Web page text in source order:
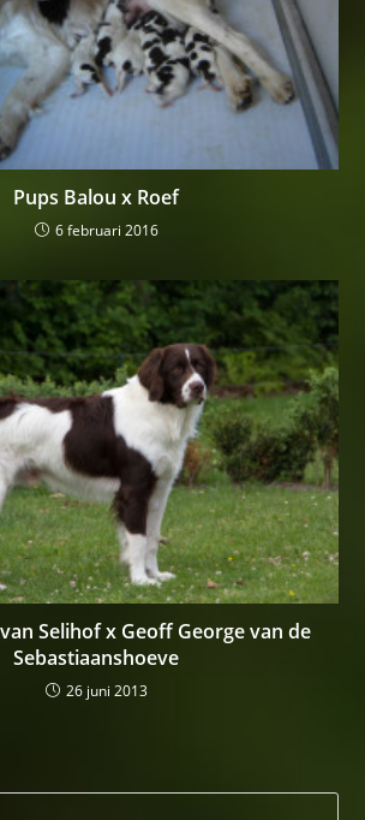
Pups Balou x Roef
6 februari 2016
Selihof x Geoff George van de
Sebastiaanshoeve
26 juni 2013